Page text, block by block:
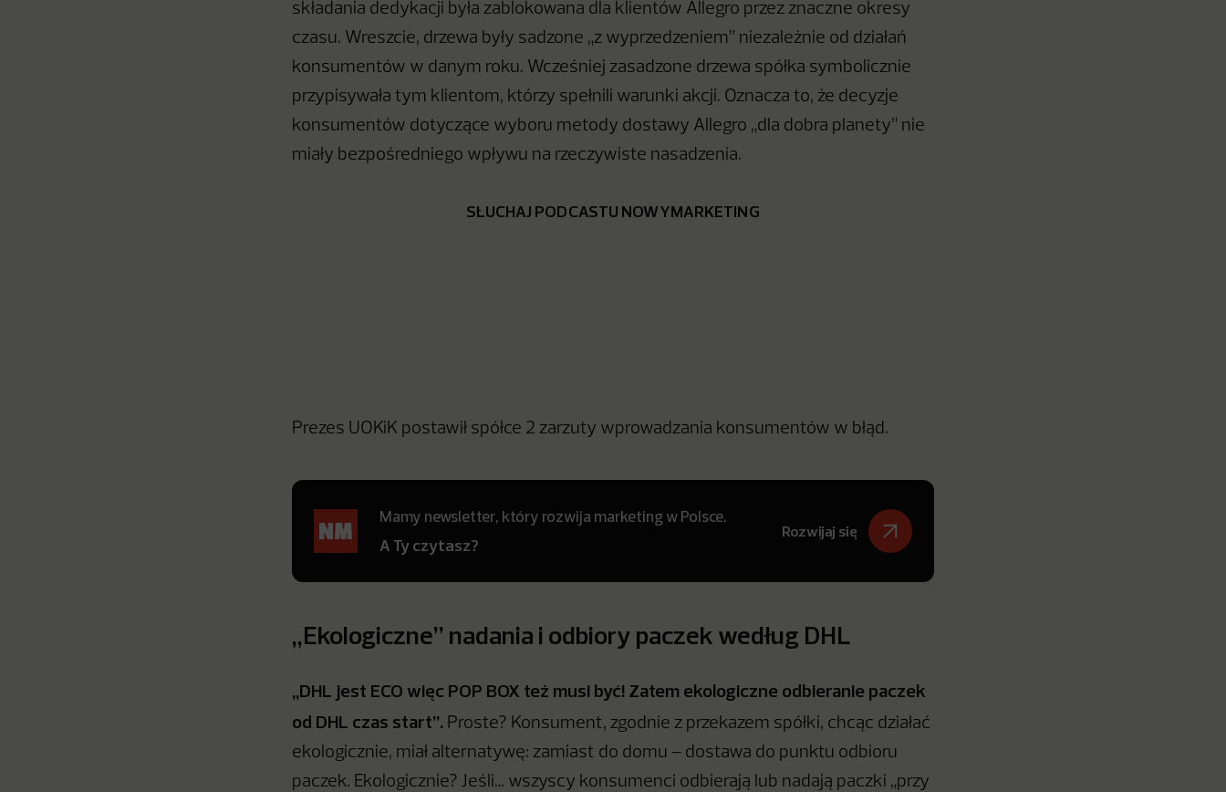
składania dedykacji była zablokowana dla klientów Allegro przez znaczne okresy
czasu. Wreszcie, drzewa były sadzone „z wyprzedzeniem” niezależnie od działań
konsumentów w danym roku. Wcześniej zasadzone drzewa spółka symbolicznie
przypisywała tym klientom, którzy spełnili warunki akcji. Oznacza to, że decyzje
konsumentów dotyczące wyboru metody dostawy Allegro „dla dobra planety” nie
miały bezpośredniego wpływu na rzeczywiste nasadzenia.
SŁUCHAJ PODCASTU NOWYMARKETING
Prezes UOKiK postawił spółce 2 zarzuty wprowadzania konsumentów w błąd.
Mamy newsletter, który rozwija marketing w Polsce.
A Ty czytasz?
Rozwijaj się
„Ekologiczne” nadania i odbiory paczek według DHL
„DHL jest ECO więc POP BOX też musi być! Zatem ekologiczne odbieranie paczek
od DHL czas start”. Proste? Konsument, zgodnie z przekazem spółki, chcąc działać
ekologicznie, miał alternatywę: zamiast do domu – dostawa do punktu odbioru
paczek. Ekologicznie? Jeśli… wszyscy konsumenci odbierają lub nadają paczki „przy